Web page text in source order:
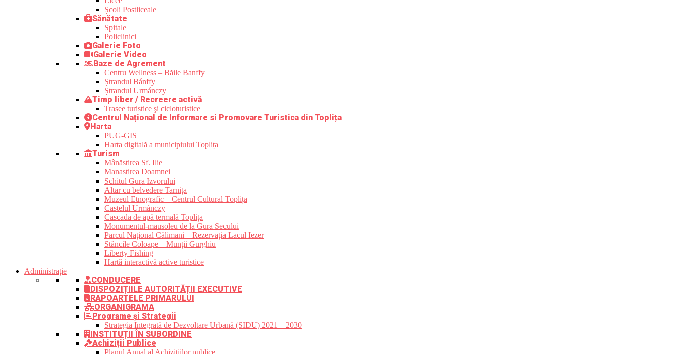
Școli Postliceale
Sănătate
Spitale
Policlinici
Galerie Foto
Galerie Video
Baze de Agrement
Centru Wellness – Băile Banffy
Ștrandul Bánffy
Ștrandul Urmánczy
Timp liber / Recreere activă
Trasee turistice şi cicloturistice
Centrul Național de Informare si Promovare Turistica din Toplița
Harta
PUG-GIS
Harta digitală a municipiului Toplița
Turism
Mânăstirea Sf. Ilie
Manastirea Doamnei
Schitul Gura Izvorului
Altar cu belvedere Tarnița
Muzeul Etnografic – Centrul Cultural Toplița
Castelul Urmánczy
Cascada de apă termală Toplița
Monumentul-mausoleu de la Gura Secului
Parcul Național Călimani – Rezervația Lacul Iezer
Stâncile Coloape – Munții Gurghiu
Liberty Fishing
Hartă interactivă active turistice
Administrație
CONDUCERE
DISPOZIȚIILE AUTORITĂȚII EXECUTIVE
RAPOARTELE PRIMARULUI
ORGANIGRAMA
Programe și Strategii
Strategia Integrată de Dezvoltare Urbană (SIDU) 2021 – 2030
INSTITUȚII ÎN SUBORDINE
Achiziții Publice
Planul Anual al Achizițiilor publice